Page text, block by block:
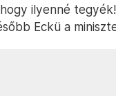
ilyenné
Eckü a